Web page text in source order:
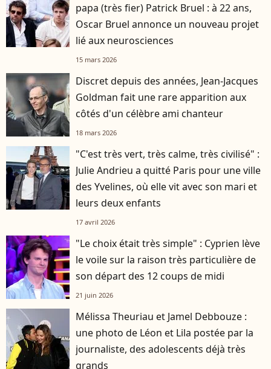
papa (très fier) Patrick Bruel : à 22 ans,
Oscar Bruel annonce un nouveau projet
lié aux neurosciences
15 mars 2026
Discret depuis des années, Jean-Jacques
Goldman fait une rare apparition aux
côtés d'un célèbre ami chanteur
18 mars 2026
"C'est très vert, très calme, très civilisé" :
Julie Andrieu a quitté Paris pour une ville
des Yvelines, où elle vit avec son mari et
leurs deux enfants
17 avril 2026
"Le choix était très simple" : Cyprien lève
le voile sur la raison très particulière de
son départ des 12 coups de midi
21 juin 2026
Mélissa Theuriau et Jamel Debbouze :
une photo de Léon et Lila postée par la
journaliste, des adolescents déjà très
grands